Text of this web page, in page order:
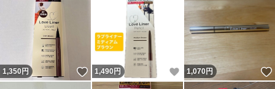
1,350円 いいね！
1,490 円 いいね！
1,070円